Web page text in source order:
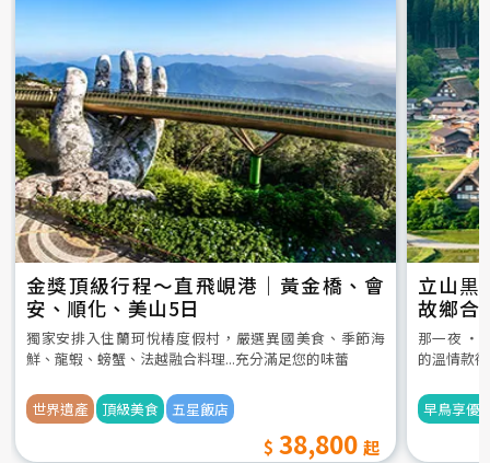
金獎頂級行程～直飛峴港｜黃金橋、會
安、順化、美山5日
獨家安排入住蘭珂悅椿度假村，嚴選異國美食、季節海
鮮、龍蝦、螃蟹、法越融合料理...充分滿足您的味蕾
世界遺產 頂級美食 五星飯店
38,800
立山黒
故鄉合
5日
那一夜 ‧
的溫情款
早鳥享優